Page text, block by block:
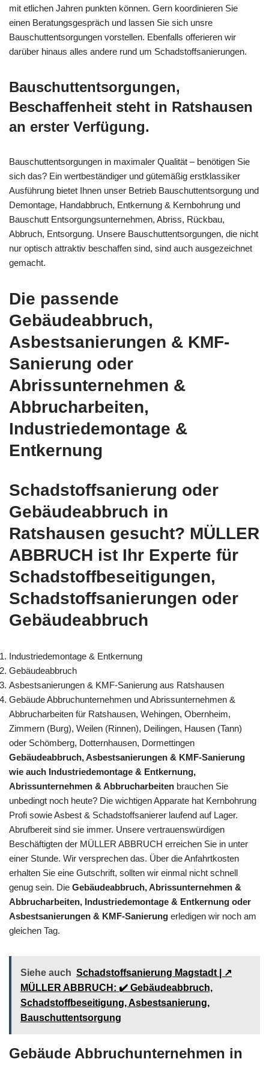
mit etlichen Jahren punkten können. Gern koordinieren Sie
einen Beratungsgespräch und lassen Sie sich unsre
Bauschuttentsorgungen vorstellen. Ebenfalls offerieren wir
darüber hinaus alles andere rund um Schadstoffsanierungen.
Bauschuttentsorgungen,
Beschaffenheit steht in Ratshausen
an erster Verfügung.
Bauschuttentsorgungen in maximaler Qualität – benötigen Sie
sich das? Ein wertbeständiger und gütemäßig erstklassiker
Ausführung bietet Ihnen unser Betrieb Bauschuttentsorgung und
Demontage, Handabbruch, Entkernung & Kernbohrung und
Bauschutt Entsorgungsunternehmen, Abriss, Rückbau,
Abbruch, Entsorgung. Unsere Bauschuttentsorgungen, die nicht
nur optisch attraktiv beschaffen sind, sind auch ausgezeichnet
gemacht.
Die passende
Gebäudeabbruch,
Asbestsanierungen & KMF-
Sanierung oder
Abrissunternehmen &
Abbrucharbeiten,
Industriedemontage &
Entkernung
Schadstoffsanierung oder
Gebäudeabbruch in
Ratshausen gesucht? MÜLLER
ABBRUCH ist Ihr Experte für
Schadstoffbeseitigungen,
Schadstoffsanierungen oder
Gebäudeabbruch
Industriedemontage & Entkernung
Gebäudeabbruch
Asbestsanierungen & KMF-Sanierung aus Ratshausen
Gebäude Abbruchunternehmen und Abrissunternehmen &
Abbrucharbeiten für Ratshausen, Wehingen, Obernheim,
Zimmern (Burg), Weilen (Rinnen), Deilingen, Hausen (Tann)
oder Schömberg, Dotternhausen, Dormettingen
Gebäudeabbruch, Asbestsanierungen & KMF-Sanierung
wie auch Industriedemontage & Entkernung,
Abrissunternehmen & Abbrucharbeiten brauchen Sie
unbedingt noch heute? Die wichtigen Apparate hat Kernbohrung
Profi sowie Asbest & Schadstoffsanierer laufend auf Lager.
Abrufbereit sind sie immer. Unsere vertrauenswürdigen
Beschäftigten der MÜLLER ABBRUCH erreichen Sie in unter
einer Stunde. Wir versprechen das. Über die Anfahrtkosten
erhalten Sie eine Gutschrift, sollten wir einmal nicht schnell
genug sein. Die Gebäudeabbruch, Abrissunternehmen &
Abbrucharbeiten, Industriedemontage & Entkernung oder
Asbestsanierungen & KMF-Sanierung erledigen wir noch am
gleichen Tag.
Siehe auch Schadstoffsanierung Magstadt | ↗️
MÜLLER ABBRUCH: ✔️ Gebäudeabbruch,
Schadstoffbeseitigung, Asbestsanierung,
Bauschuttentsorgung
Gebäude Abbruchunternehmen in